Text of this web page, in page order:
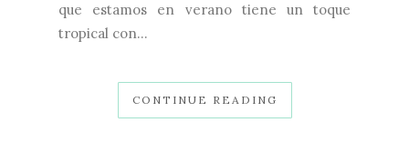
que estamos en verano tiene un toque
tropical con...
CONTINUE READING